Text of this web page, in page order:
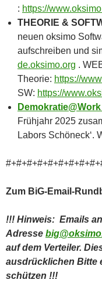
: https://
THEORIE &
neuen oksimo
aufschreiben und
de.oksimo.org .
Theorie: https://
SW: https://
Demokratie@Work
Frühjahr 2025
Labors Schöneck‘.
Zum BiG-Email-
!!! Hinweis: Emails
Adresse
auf dem Verteiler.
ausdrücklichen Bitte
schützen !!!